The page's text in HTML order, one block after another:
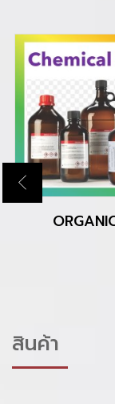
สินค้า